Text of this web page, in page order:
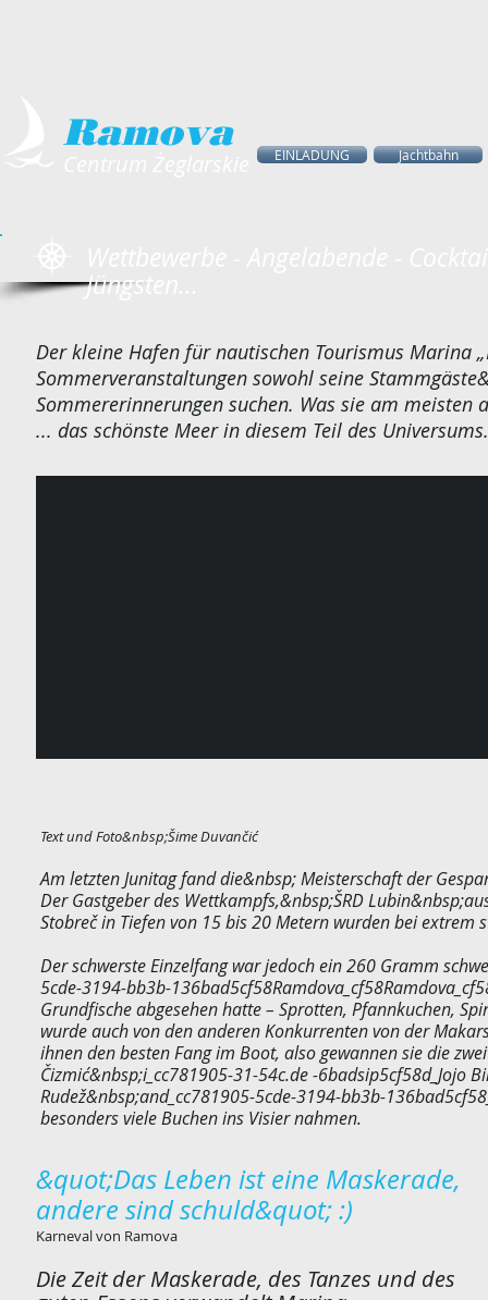
Ramova EINLADUNG Jachtbahn
Jüngsten...
Der kleine Hafen für nautischen Tourismus Marina
Sommerveranstaltungen sowohl seine
Sommererinnerungen suchen. Was sie am
... das schönste Meer in diesem Teil des
Text und Foto&nbsp;Šime Duvančić
Am letzten Junitag fand die&nbsp; Meisterschaft der
Der Gastgeber des Wettkampfs,&nbsp;ŠRD
Stobreč in Tiefen von 15 bis 20 Metern wurden bei
Der schwerste Einzelfang war jedoch ein 260 Gramm
5cde-3194-bb3b-
Grundfische abgesehen hatte – Sprotten, Pfannkuchen,
wurde auch von den anderen Konkurrenten von der
ihnen den besten Fang im Boot, also gewannen sie die
Čizmić&nbsp;i_cc781905-31-54c.de -6badsip5cf58d_Jojo
Rudež&nbsp;and_cc781905-5cde-3194-bb3b-
besonders viele Buchen ins Visier nahmen.
&quot;Das Leben ist eine Maskerade,
andere sind schuld&quot; :)
Karneval von Ramova
Die Zeit der Maskerade, des Tanzes und des